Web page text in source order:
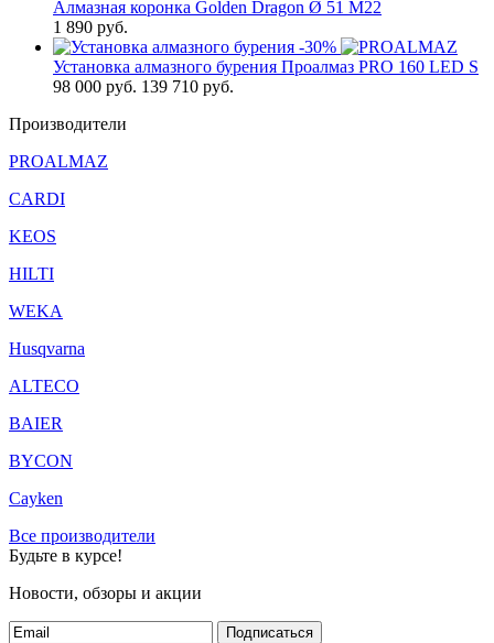
Алмазная коронка Golden Dragon Ø 51 М22
1 890 руб.
-30%
Установка алмазного бурения Проалмаз PRO 160 LED S
98 000 руб. 139 710 руб.
Производители
PROALMAZ
CARDI
KEOS
HILTI
WEKA
Husqvarna
ALTECO
BAIER
BYCON
Cayken
Все производители
Будьте в курсе!
Новости, обзоры и акции
Подписаться